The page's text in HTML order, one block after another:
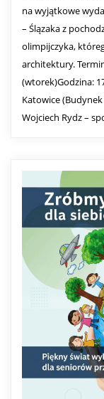
na wyjątkowe
– Ślązaka z
olimpijczyka,
architektury.
(wtorek)Godzina:
Katowice
Wojciech Rydz –